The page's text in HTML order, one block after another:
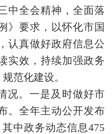
中全会精神 ，全面落
》要求，以怀化市国
认真做好政府信息公
实效，持续加强政务
范化建设。
况。 一是及时做好市
。全年主动公开发布
其中政务动态信息475